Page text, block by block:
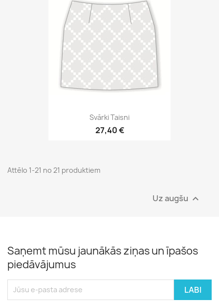
Svārki Taisni
27,40 €
Attēlo 1-21 no 21 produktiem
Uz augšu 
Saņemt mūsu jaunākās ziņas un īpašos
piedāvājumus